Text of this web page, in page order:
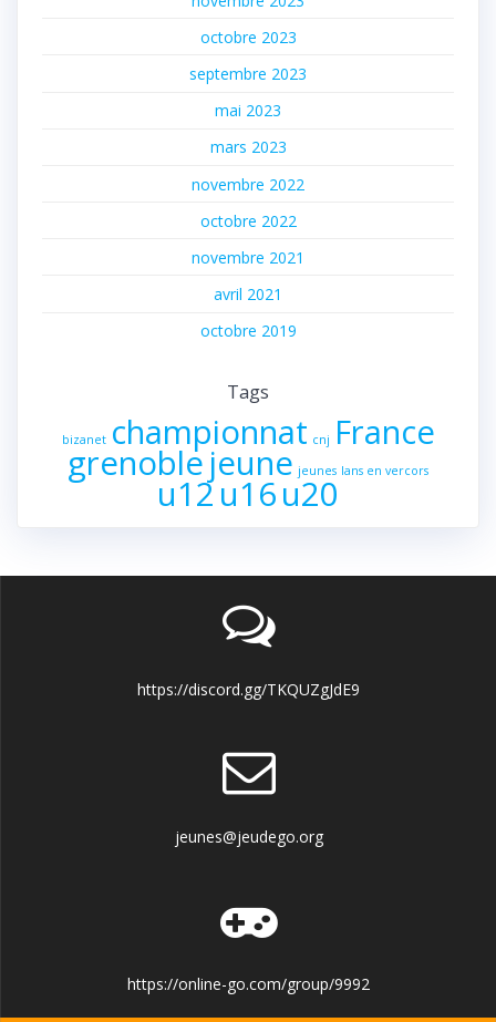
octobre 2023
septembre 2023
mai 2023
mars 2023
novembre 2022
octobre 2022
novembre 2021
avril 2021
octobre 2019
Tags
bizanet championnat cnj France
grenoble jeune jeunes lans en vercors
u12u16u20
https://discord.gg/TKQUZgJdE9
jeunes@jeudego.org
https://online-go.com/group/9992